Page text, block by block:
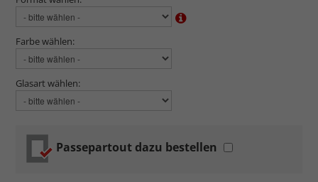
Farbe wählen:
Glasart wählen:
Passepartout dazu bestellen